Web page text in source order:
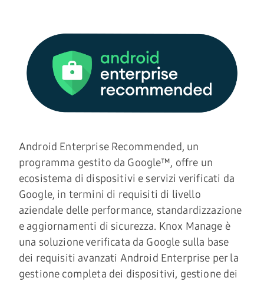
Android Enterprise Recommended, un
programma gestito da Google™, offre un
ecosistema di dispositivi e servizi verificati da
Google, in termini di requisiti di livello
aziendale delle performance, standardizzazione
e aggiornamenti di sicurezza. Knox Manage è
una soluzione verificata da Google sulla base
dei requisiti avanzati Android Enterprise per la
gestione completa dei dispositivi, gestione dei